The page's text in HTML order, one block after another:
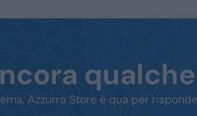
Azzurra Store è qua per